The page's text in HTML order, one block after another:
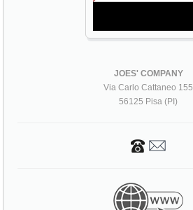
JOES' COMPANY
Via Carlo Cattaneo 155
56125 Pisa (PI)